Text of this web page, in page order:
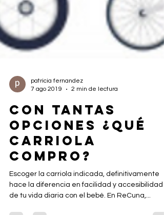
patricia fernandez
7 ago 2019
2 min de lectura
CON TANTAS
OPCIONES ¿QUÉ
CARRIOLA
COMPRO?